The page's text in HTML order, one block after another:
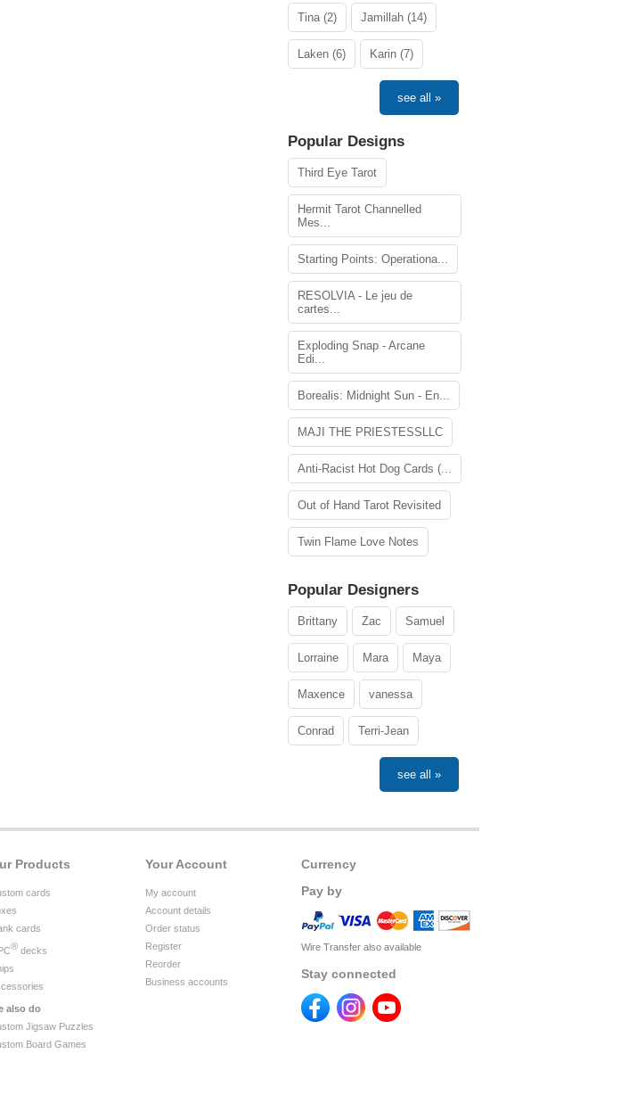
Tina (2) Jamillah (14)
Laken (6) Karin (7)
see all »
Popular Designs
Third Eye Tarot
Hermit Tarot Channelled
Mes...
Starting Points: Operationa...
RESOLVIA - Le jeu de
cartes...
Exploding Snap - Arcane
Edi...
Borealis: Midnight Sun - En...
MAJI THE PRIESTESSLLC
Anti-Racist Hot Dog Cards (...
Out of Hand Tarot Revisited
Twin Flame Love Notes
Popular Designers
Brittany Zac Samuel
Lorraine Mara Maya
Maxence vanessa
Conrad Terri-Jean
see all »
Currency
Pay by
Wire Transfer also available
Stay connected
Your Account
My account
Account details
Order status
Register
Reorder
Business accounts
Products
cards
cards
® decks
also do
Jigsaw Puzzles
Board Games